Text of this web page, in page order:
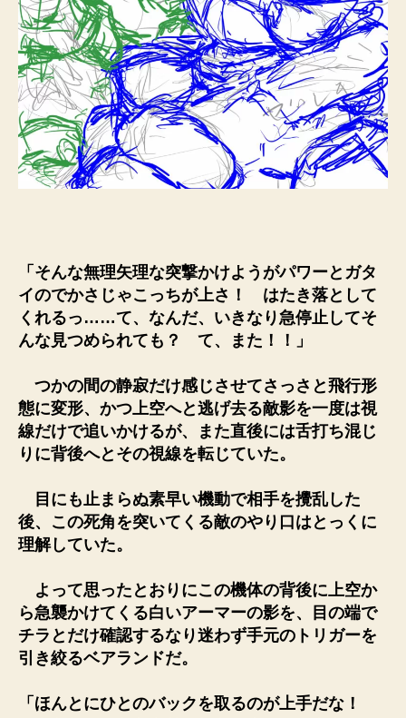
「そんな無理矢理な突撃かけようがパワーとガタ
イのでかさじゃこっちが上さ！ はたき落として
くれるっ……て、なんだ、いきなり急停止してそ
んな見つめられても？ て、また！！」
つかの間の静寂だけ感じさせてさっさと飛行形
態に変形、かつ上空へと逃げ去る敵影を一度は視
線だけで追いかけるが、また直後には舌打ち混じ
りに背後へとその視線を転じていた。
目にも止まらぬ素早い機動で相手を攪乱した
後、この死角を突いてくる敵のやり口はとっくに
理解していた。
よって思ったとおりにこの機体の背後に上空か
ら急襲かけてくる白いアーマーの影を、目の端で
チラとだけ確認するなり迷わず手元のトリガーを
引き絞るベアランドだ。
「ほんとにひとのバックを取るのが上手だな！